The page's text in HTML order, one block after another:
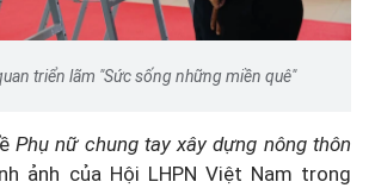
triển lãm "Sức sống những miền quê"
Phụ nữ chung tay xây dựng nông thôn
ảnh của Hội LHPN Việt Nam trong